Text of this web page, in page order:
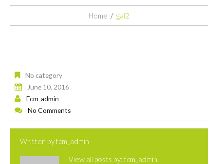
Home gal2
No category
June 10, 2016
Fcm_admin
No Comments
Written byfcm_admin
View all posts by: fcm_admin